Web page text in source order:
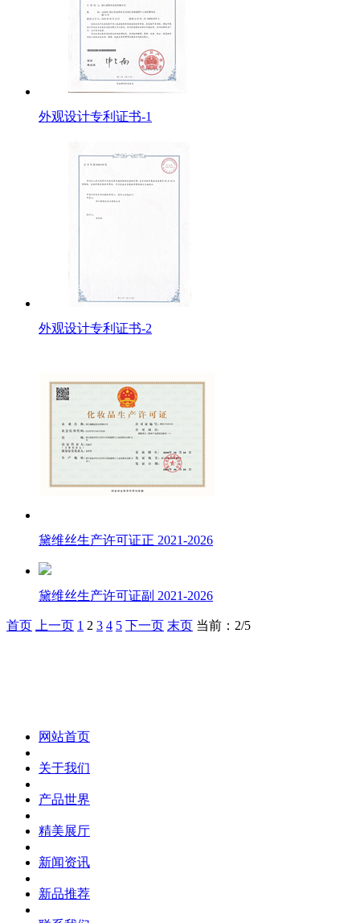
外观设计专利证书-1
外观设计专利证书-2
黛维丝生产许可证正 2021-2026
黛维丝生产许可证副 2021-2026
首页 上一页 1 2 3 4 5 下一页 末页 当前：2/5
网站首页
关于我们
产品世界
精美展厅
新闻资讯
新品推荐